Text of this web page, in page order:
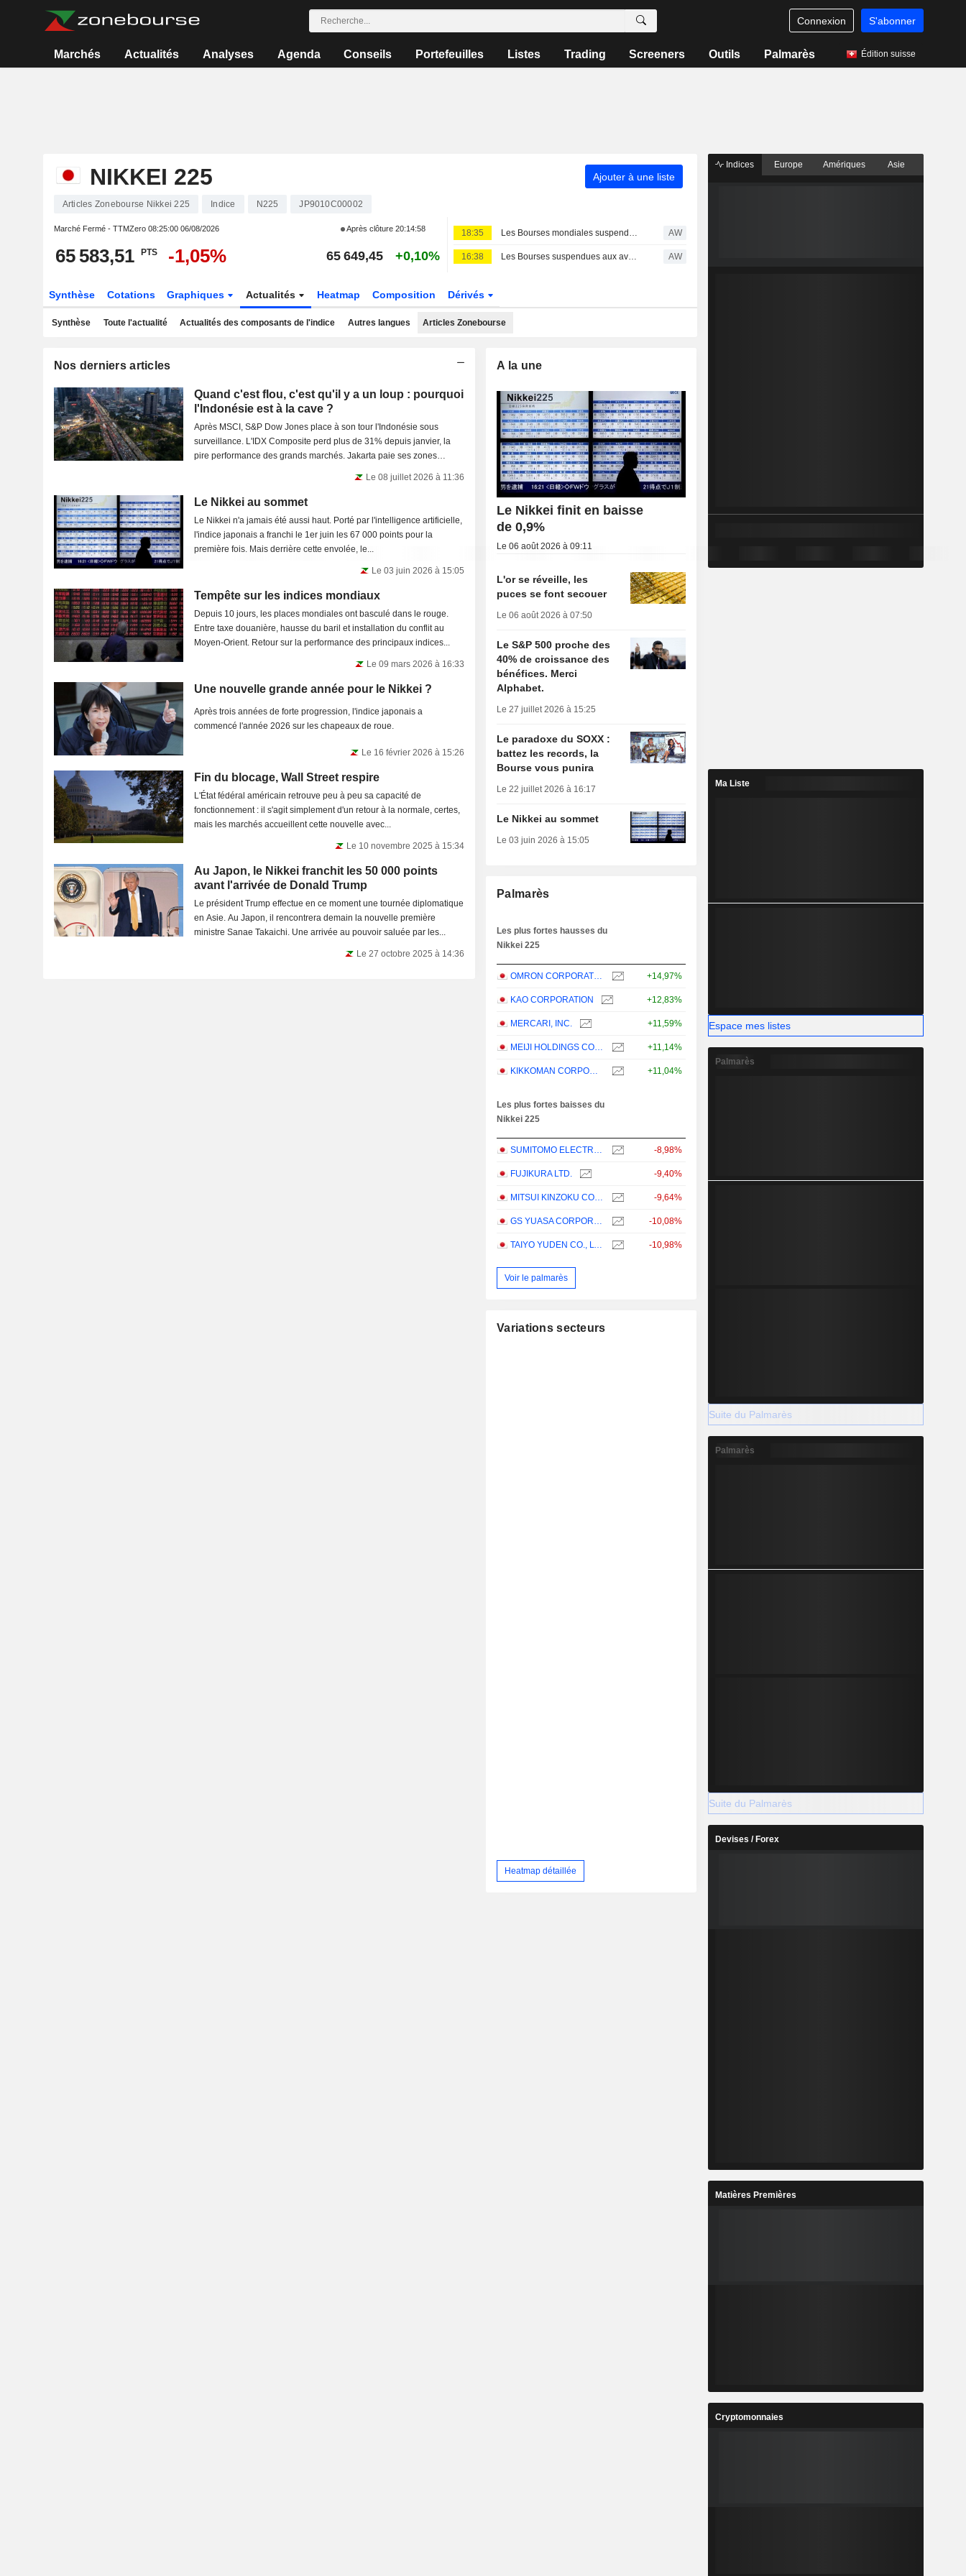
Connexion S'abonner
Marchés Actualités Analyses Agenda Conseils Portefeuilles Listes Trading Screeners Outils Palmarès Édition suisse
NIKKEI 225 Ajouter à une liste
Articles Zonebourse Nikkei 225 Indice N225 JP9010C00002
Marché Fermé - TTMZero 08:25:00 06/08/2026 Après clôture 20:14:58
65 583,51 PTS -1,05% 65 649,45 +0,10%
18:35 Les Bourses mondiales suspendues au Moyen-Orient, records en Europe AW
16:38 Les Bourses suspendues aux avancées géopolitiques, nouveaux records en Europe AW
Synthèse Cotations Graphiques Actualités Heatmap Composition Dérivés
Synthèse Toute l'actualité Actualités des composants de l'indice Autres langues Articles Zonebourse
Nos derniers articles
Quand c'est flou, c'est qu'il y a un loup : pourquoi
l'Indonésie est à la cave ?
Après MSCI, S&P Dow Jones place à son tour l'Indonésie sous
surveillance. L'IDX Composite perd plus de 31% depuis janvier, la
pire performance des grands marchés. Jakarta paie ses zones
Le 08 juillet 2026 à 11:36
Le Nikkei au sommet
Le Nikkei n'a jamais été aussi haut. Porté par l'intelligence artificielle,
l'indice japonais a franchi le 1er juin les 67 000 points pour la
première fois. Mais derrière cette envolée, le...
Le 03 juin 2026 à 15:05
Tempête sur les indices mondiaux
Depuis 10 jours, les places mondiales ont basculé dans le rouge.
Entre taxe douanière, hausse du baril et installation du conflit au
Moyen-Orient. Retour sur la performance des principaux indices...
Le 09 mars 2026 à 16:33
Une nouvelle grande année pour le Nikkei ?
Après trois années de forte progression, l'indice japonais a
commencé l'année 2026 sur les chapeaux de roue.
Le 16 février 2026 à 15:26
Fin du blocage, Wall Street respire
L'État fédéral américain retrouve peu à peu sa capacité de
fonctionnement : il s'agit simplement d'un retour à la normale, certes,
mais les marchés accueillent cette nouvelle avec...
Le 10 novembre 2025 à 15:34
Au Japon, le Nikkei franchit les 50 000 points
avant l'arrivée de Donald Trump
Le président Trump effectue en ce moment une tournée diplomatique
en Asie. Au Japon, il rencontrera demain la nouvelle première
ministre Sanae Takaichi. Une arrivée au pouvoir saluée par les...
Le 27 octobre 2025 à 14:36
A la une
Le Nikkei finit en baisse
de 0,9%
Le 06 août 2026 à 09:11
L'or se réveille, les
puces se font secouer
Le 06 août 2026 à 07:50
Le S&P 500 proche des
40% de croissance des
bénéfices. Merci
Alphabet.
Le 27 juillet 2026 à 15:25
Le paradoxe du SOXX :
battez les records, la
Bourse vous punira
Le 22 juillet 2026 à 16:17
Le Nikkei au sommet
Le 03 juin 2026 à 15:05
Palmarès
Les plus fortes hausses du
Nikkei 225
OMRON CORPORATION +14,97%
KAO CORPORATION +12,83%
MERCARI, INC. +11,59%
MEIJI HOLDINGS CO., LTD. +11,14%
KIKKOMAN CORPORATION +11,04%
Les plus fortes baisses du
Nikkei 225
SUMITOMO ELECTRIC INDUSTRIES, LTD. -8,98%
FUJIKURA LTD. -9,40%
MITSUI KINZOKU COMPANY, LIMITED -9,64%
GS YUASA CORPORATION -10,08%
TAIYO YUDEN CO., LTD. -10,98%
Voir le palmarès
Variations secteurs
Heatmap détaillée
Indices Europe Amériques Asie
Ma Liste
Espace mes listes
Palmarès
Suite du Palmarès
Palmarès
Suite du Palmarès
Devises / Forex
Matières Premières
Cryptomonnaies